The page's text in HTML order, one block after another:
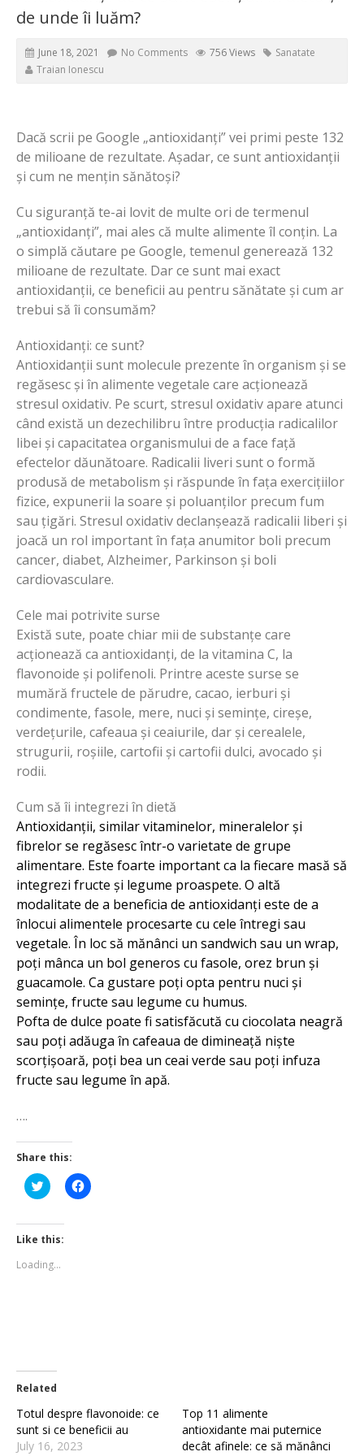
de unde îi luăm?
June 18, 2021 No Comments 756 Views
Sanatate
Traian Ionescu
Dacă scrii pe Google „antioxidanți” vei primi peste 132
de milioane de rezultate. Așadar, ce sunt antioxidanții
și cum ne mențin sănătoși?
Cu siguranță te-ai lovit de multe ori de termenul
„antioxidanți”, mai ales că multe alimente îl conțin. La
o simplă căutare pe Google, temenul generează 132
milioane de rezultate. Dar ce sunt mai exact
antioxidanții, ce beneficii au pentru sănătate și cum ar
trebui să îi consumăm?
Antioxidanți: ce sunt?
Antioxidanții sunt molecule prezente în organism și se
regăsesc și în alimente vegetale care acționează
stresul oxidativ. Pe scurt, stresul oxidativ apare atunci
când există un dezechilibru între producția radicalilor
libei și capacitatea organismului de a face față
efectelor dăunătoare. Radicalii liveri sunt o formă
produsă de metabolism și răspunde în fața exercițiilor
fizice, expunerii la soare și poluanților precum fum
sau țigări. Stresul oxidativ declanșează radicalii liberi și
joacă un rol important în fața anumitor boli precum
cancer, diabet, Alzheimer, Parkinson și boli
cardiovasculare.
Cele mai potrivite surse
Există sute, poate chiar mii de substanțe care
acționează ca antioxidanți, de la vitamina C, la
flavonoide și polifenoli. Printre aceste surse se
mumără fructele de părudre, cacao, ierburi și
condimente, fasole, mere, nuci și semințe, cireșe,
verdețurile, cafeaua și ceaiurile, dar și cerealele,
strugurii, roșiile, cartofii și cartofii dulci, avocado și
rodii.
Cum să îi integrezi în dietă
Antioxidanții, similar vitaminelor, mineralelor și
fibrelor se regăsesc într-o varietate de grupe
alimentare. Este foarte important ca la fiecare masă să
integrezi fructe și legume proaspete. O altă
modalitate de a beneficia de antioxidanți este de a
înlocui alimentele procesarte cu cele întregi sau
vegetale. În loc să mănânci un sandwich sau un wrap,
poți mânca un bol generos cu fasole, orez brun și
guacamole. Ca gustare poți opta pentru nuci și
semințe, fructe sau legume cu humus.
Pofta de dulce poate fi satisfăcută cu ciocolata neagră
sau poți adăuga în cafeaua de dimineață niște
scorțișoară, poți bea un ceai verde sau poți infuza
fructe sau legume în apă.
….
Share this:
Click
to
Twitter
(Opens
in
window)
Click
to
Like this:
Loading...
Related
Totul despre flavonoide: ce
sunt si ce beneficii au
July 16, 2023
Top 11 alimente
antioxidante mai puternice
decât afinele: ce să mănânci